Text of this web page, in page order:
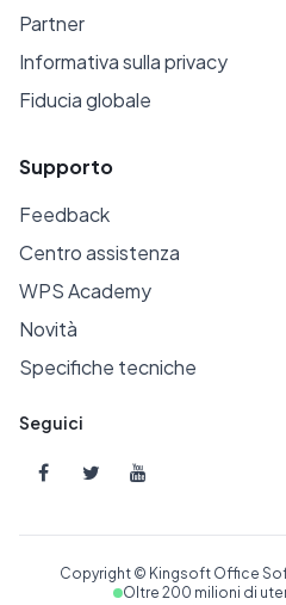
Partner
Informativa sulla privacy
Fiducia globale
Supporto
Feedback
Centro assistenza
WPS Academy
Novità
Specifiche tecniche
Seguici
Copyright © Kingsoft Office
Oltre 200 milioni di